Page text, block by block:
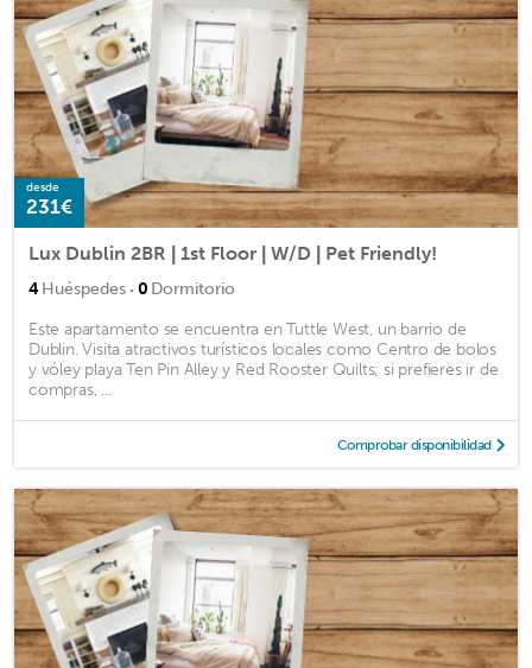
desde
231€
Lux Dublin 2BR | 1st Floor | W/D | Pet Friendly!
4Huéspedes · 0 Dormitorio
Este apartamento se encuentra en Tuttle West, un barrio de
Dublin. Visita atractivos turísticos locales como Centro de bolos
y vóley playa Ten Pin Alley y Red Rooster Quilts; si prefieres ir de
compras, ...
Comprobar disponibilidad